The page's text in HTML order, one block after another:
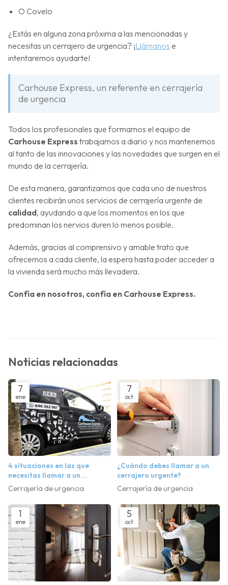
O Covelo
¿Estás en alguna zona próxima a las mencionadas y
necesitas un cerrajero de urgencia? ¡Llámanos e
intentaremos ayudarte!
Carhouse Express, un referente en cerrajería
de urgencia
Todos los profesionales que formamos el equipo de
Carhouse Express trabajamos a diario y nos mantenemos
al tanto de las innovaciones y las novedades que surgen en el
mundo de la cerrajería.
De esta manera, garantizamos que cada uno de nuestros
clientes recibirán unos servicios de cerrajería urgente de
calidad, ayudando a que los momentos en los que
predominan los nervios duren lo menos posible.
Además, gracias al comprensivo y amable trato que
ofrecemos a cada cliente, la espera hasta poder acceder a
la vivienda será mucho más llevadera.
Confía en nosotros, confía en Carhouse Express.
Noticias relacionadas
7
ene
4 situaciones en las que
necesitas llamar a un
cerrajero urgente
Cerrajería de urgencia
7
oct
¿Cuándo debes llamar a un
cerrajero urgente?
Cerrajería de urgencia
1
ene
5
oct